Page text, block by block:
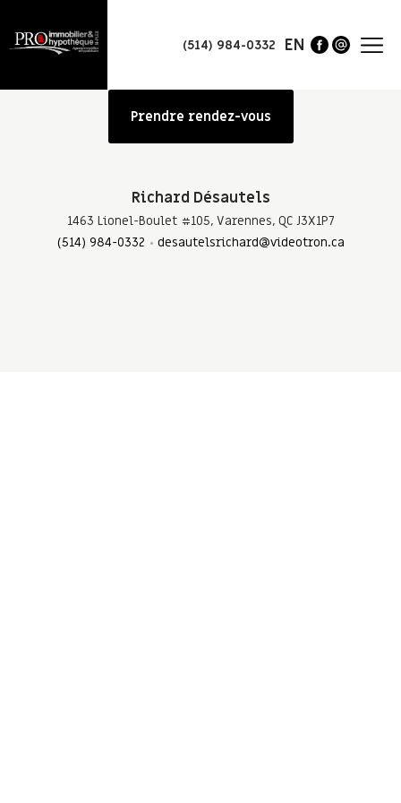
(514) 984-0332 EN
Prendre rendez-vous
Richard Désautels
1463 Lionel-Boulet #105, Varennes, QC J3X1P7
(514) 984-0332
desautelsrichard@videotron.ca